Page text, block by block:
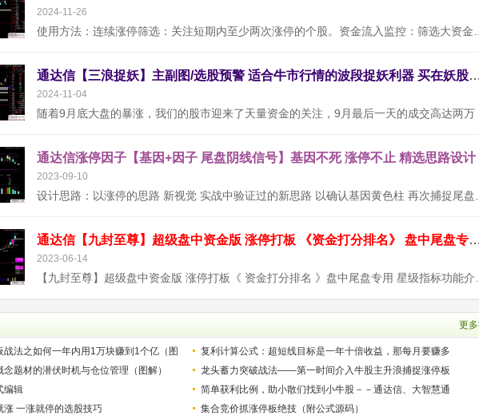
2024-11-26
通达信【三浪捉妖】主副图/选股预警 适合牛市行情的波段捉妖利器 买在妖股启动点
2024-11-04
通达信涨停因子【基因+因子 尾盘阴线信号】基因不死 涨停不止 精选思路设计
2023-09-10
通达信【九封至尊】超级盘中资金版 涨停打板 《资金打分排名》 盘中尾盘专用 星级指标
2023-06-14
更
战法之如何一年内用1万块赚到1个亿（图
复利计算公式：超短线目标是一年十倍收益，那每月要赚多
少？
题材的潜伏时机与仓位管理（图解）
龙头蓄力突破战法——第一时间介入牛股主升浪捕捉涨停板
的技巧（图解）
编辑
简单获利比例，助小散们找到小牛股－－通达信、大智慧通
用
涨 一涨就停的选股技巧 集合竞价抓涨停板绝技（附公式源码）